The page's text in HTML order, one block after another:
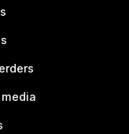
media